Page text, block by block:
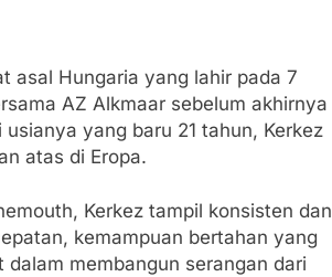
asal Hungaria yang lahir pada 7
AZ Alkmaar sebelum akhirnya
yang baru 21 tahun, Kerkez
atas di Eropa.
Kerkez tampil konsisten dan
kemampuan bertahan yang
membangun serangan dari